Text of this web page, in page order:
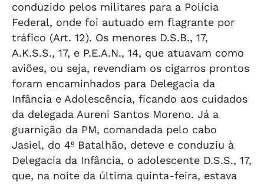
conduzido pelos militares para a Polícia
Federal, onde foi autuado em flagrante por
tráfico (Art. 12). Os menores D.S.B., 17,
A.K.S.S., 17, e P.E.A.N., 14, que atuavam como
aviões, ou seja, revendiam os cigarros prontos
foram encaminhados para Delegacia da
Infância e Adolescência, ficando aos cuidados
da delegada Aureni Santos Moreno. Já a
guarnição da PM, comandada pelo cabo
Jasiel, do 4º Batalhão, deteve e conduziu à
Delegacia da Infância, o adolescente D.S.S., 17,
que, na noite da última quinta-feira, estava